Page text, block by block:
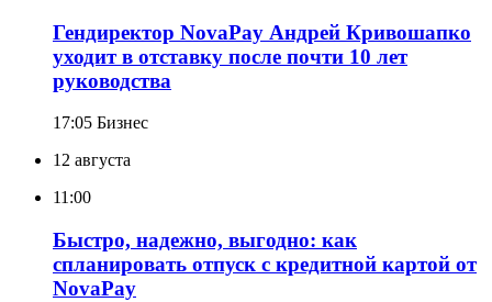
Гендиректор NovaPay Андрей Кривошапко
уходит в отставку после почти 10 лет
руководства
17:05 Бизнес
12 августа
11:00
Быстро, надежно, выгодно: как
спланировать отпуск с кредитной картой от
NovaPay